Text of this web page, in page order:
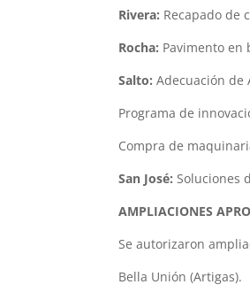
Rivera: Recapado de
Rocha: Pavimento en
Salto: Adecuación de
Programa de
Compra de
San José: Soluciones
AMPLIACIONES
Se autorizaron
Bella Unión (Artigas).